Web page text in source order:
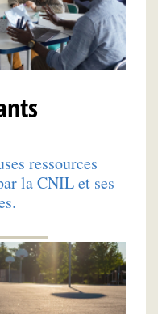
ressources
la CNIL et ses